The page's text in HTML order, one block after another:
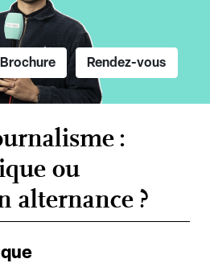
Brochure Rendez-vous
:
ou
alternance ?